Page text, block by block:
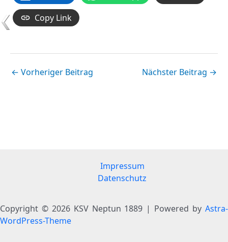
Copy Link
← Vorheriger Beitrag Nächster Beitrag →
Impressum
Datenschutz
Copyright © 2026 KSV Neptun 1889 | Powered by Astra-
WordPress-Theme